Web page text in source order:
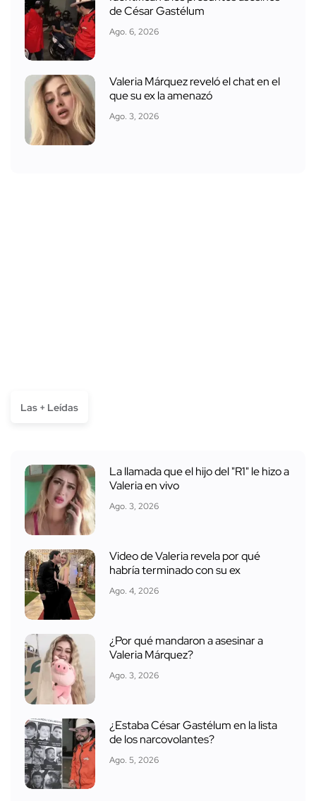
de César Gastélum
Ago. 6, 2026
Valeria Márquez reveló el chat en el
que su ex la amenazó
Ago. 3, 2026
Las + Leídas
La llamada que el hijo del "R1" le hizo a
Valeria en vivo
Ago. 3, 2026
Video de Valeria revela por qué
habría terminado con su ex
Ago. 4, 2026
¿Por qué mandaron a asesinar a
Valeria Márquez?
Ago. 3, 2026
¿Estaba César Gastélum en la lista
de los narcovolantes?
Ago. 5, 2026